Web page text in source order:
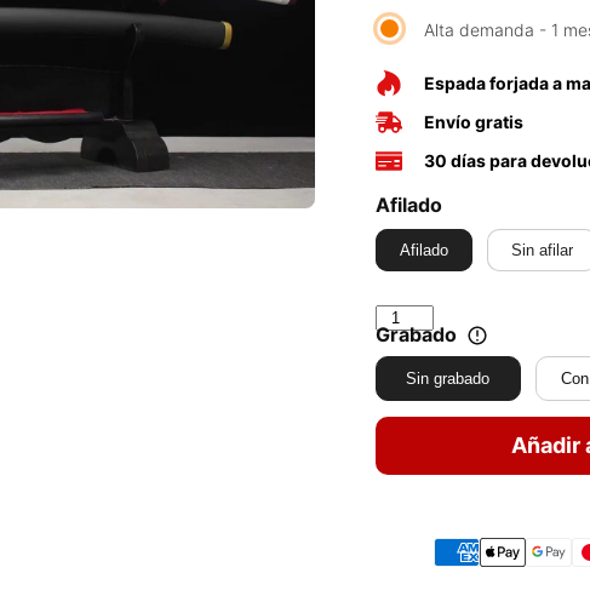
Alta demanda - 1
Espada forjada a
Envío gratis
30 días para
Afilado
Afilado Sin afilar
Grabado
Sin grabado
Añadir